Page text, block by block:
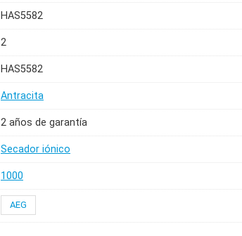
HAS5582
2
HAS5582
Antracita
2 años de garantía
Secador iónico
1000
AEG